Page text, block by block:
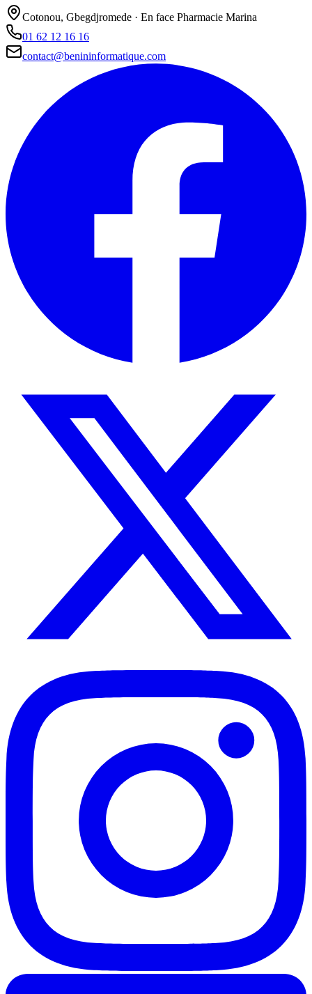
Cotonou, Gbegdjromede · En face Pharmacie Marina
01 62 12 16 16
contact@benininformatique.com